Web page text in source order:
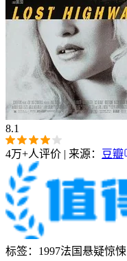
8.1
4万+人评价 | 来源： 豆瓣
标签： 1997法国 悬疑惊悚